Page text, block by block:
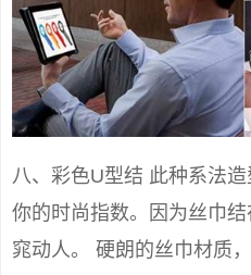
八、彩色U型结 此种系法
你的时尚指数。因为丝巾
窕动人。 硬朗的丝巾材质